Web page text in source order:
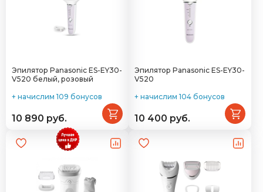
Эпилятор Panasonic ES-EY30-
V520 белый, розовый
+ начислим 109 бонусов
10 890 руб.
Эпилятор Panasonic ES-EY30-
V520
+ начислим 104 бонусов
10 400 руб.